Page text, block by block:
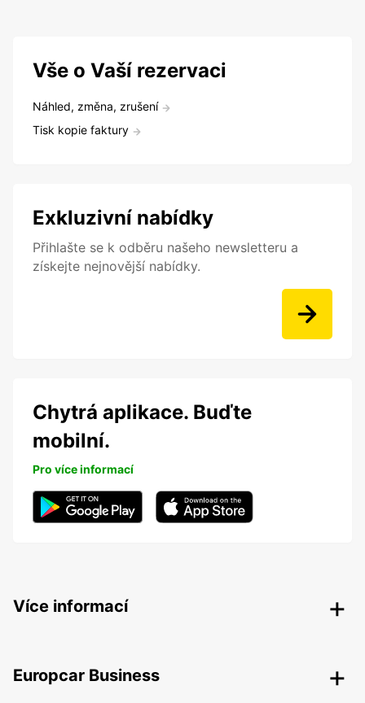
Vše o Vaší rezervaci
Náhled, změna, zrušení
Tisk kopie faktury
Exkluzivní nabídky
Přihlašte se k odběru našeho newsletteru a
získejte nejnovější nabídky.
Chytrá aplikace. Buďte
mobilní.
Pro více informací
Více informací
Europcar Business